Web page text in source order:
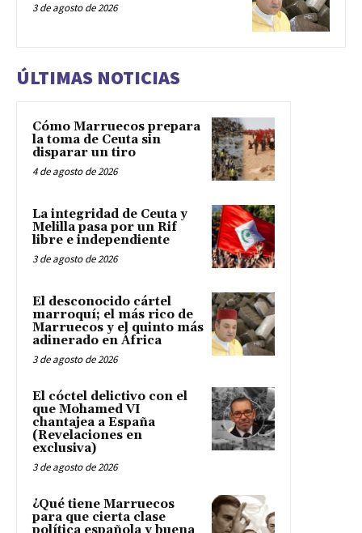
3 de agosto de 2026
ÚLTIMAS NOTICIAS
Cómo Marruecos prepara
la toma de Ceuta sin
disparar un tiro
4 de agosto de 2026
La integridad de Ceuta y
Melilla pasa por un Rif
libre e independiente
3 de agosto de 2026
El desconocido cártel
marroquí; el más rico de
Marruecos y el quinto más
adinerado en África
3 de agosto de 2026
El cóctel delictivo con el
que Mohamed VI
chantajea a España
(Revelaciones en
exclusiva)
3 de agosto de 2026
¿Qué tiene Marruecos
para que cierta clase